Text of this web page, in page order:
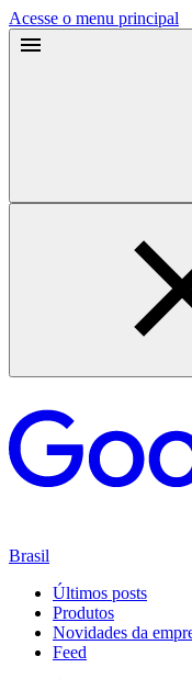
Acesse o menu principal
Brasil
Últimos posts
Produtos
Novidades da
Feed